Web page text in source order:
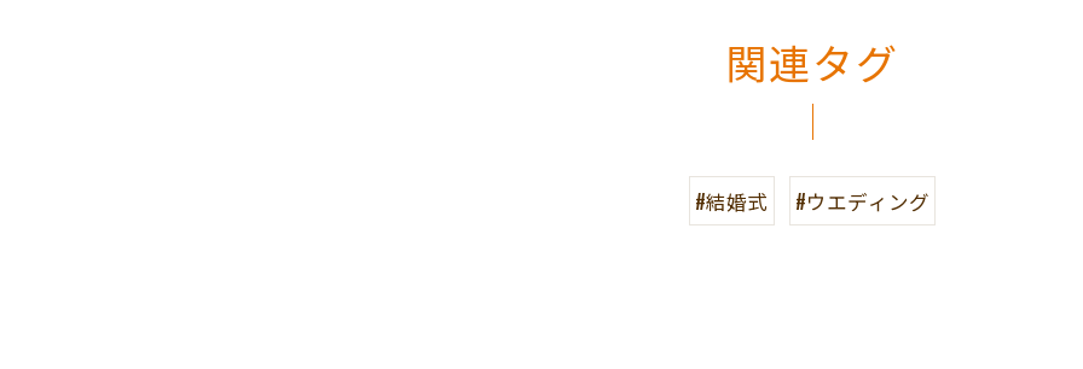
関連タグ
#結婚式 #ウエディング